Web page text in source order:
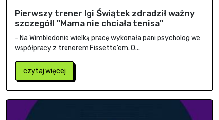
Pierwszy trener Igi Świątek zdradził ważny
szczegół! "Mama nie chciała tenisa"
- Na Wimbledonie wielką pracę wykonała pani psycholog we
współpracy z trenerem Fissette’em. O...
czytaj więcej